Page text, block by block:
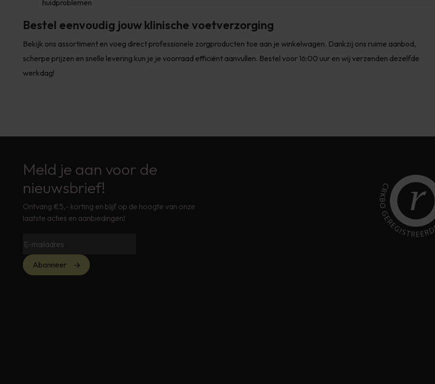
huidproblemen
Bestel eenvoudig jouw klinische voetverzorging
Bekijk ons assortiment en voeg direct professionele zorgproducten toe aan je winkelwagen. Dankzij ons ruime aanbod,
scherpe prijzen en snelle levering kun je je voorraad efficiënt aanvullen. Bestel voor 16:00 uur en wij verzenden dezelfde
werkdag!
Meld je aan voor de
nieuwsbrief!
Ontvang €5,- korting en blijf op de hoogte van onze
laatste acties en aanbiedingen!
Abonneer